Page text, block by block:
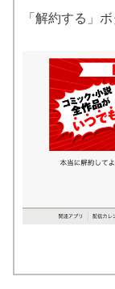
「解約する」